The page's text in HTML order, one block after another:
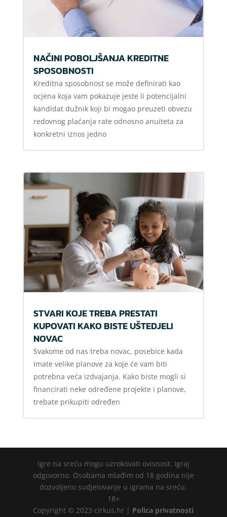
NAČINI POBOLJŠANJA KREDITNE
SPOSOBNOSTI
Kreditna sposobnost se može definirati kao
ocjena koja vam pokazuje jeste li potencijalni
kandidat dužnik koji bi mogao preuzeti obvezu
redovnog plaćanja rate odnosno anuiteta za
konkretni iznos jedno
STVARI KOJE TREBA PRESTATI
KUPOVATI KAKO BISTE UŠTEDJELI
NOVAC
Svakome od nas treba novac, posebice kada
imate velike planove za koje će vam biti
potrebna veća izdvajanja. Kako biste mogli si
financirati neke određene projekte i planove,
trebate prikupiti određen
Igre na sreću mogu uzrokovati ovisnost. Igraj
odgovorno. Osobama mlađim od 18 godina nije
dozvoljeno sudjelovanje u igrama na sreću.
18+
Copyright © 2023 cirkus.hr | Polica privatnosti